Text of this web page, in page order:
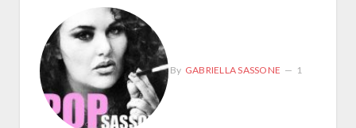
By GABRIELLA SASSONE 1